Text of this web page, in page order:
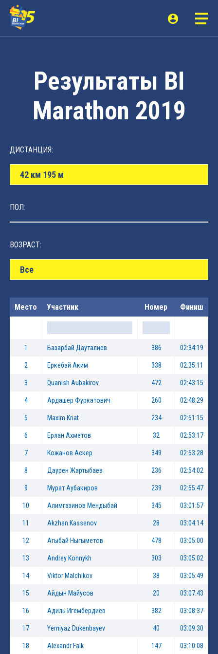
Результаты BI
Marathon 2019
ДИСТАНЦИЯ:
42 км 195 м
ПОЛ:
ВОЗРАСТ:
Все
Место Участник Номер Финиш
1 Базарбай Дауталиев 386 02:34:19
2 Еркебай Аким 338 02:35:11
3 Quanish Aubakirov 472 02:43:15
4 Ардашер Фуркатович 260 02:48:29
5 Maxim Kriat 234 02:51:15
6 Ерлан Ахметов 32 02:53:17
7 Кожанов Аскер 349 02:53:28
8 Даурен Жартыбаев 236 02:54:02
9 Мурат Аубакиров 239 02:55:47
10 Алимгазинов Мендыбай 345 03:01:57
11 Akzhan Kassenov 28 03:04:14
12 Агыбай Ныгыметов 478 03:05:00
13 Andrey Konnykh 303 03:05:02
14 Viktor Malchikov 38 03:05:49
15 Айдын Майусов 20 03:07:43
16 Адиль Игембердиев 382 03:08:37
17 Yerniyaz Dukenbayev 40 03:09:30
18 Alexandr Falk 147 03:10:08